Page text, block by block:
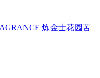
炼金士花园苦